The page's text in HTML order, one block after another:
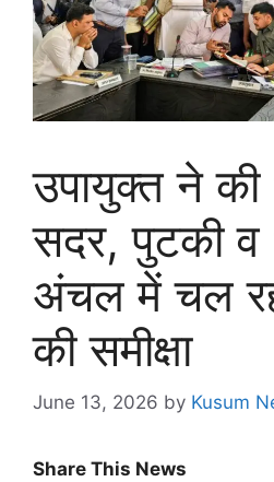
उपायुक्त ने की
सदर, पुटकी व
अंचल में चल
की समीक्षा
June 13, 2026 by Kusum
Share This News